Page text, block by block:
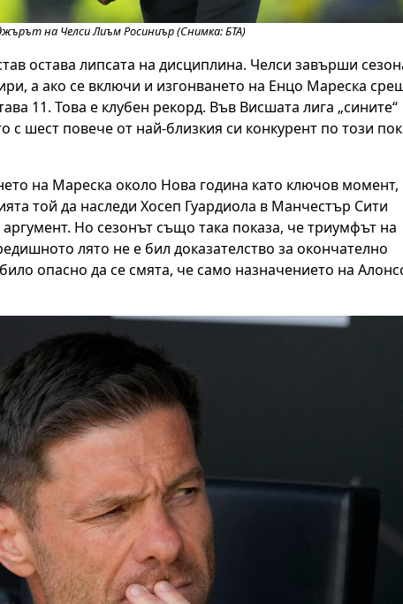
на Челси Лиъм Росиниър (Снимка: БТА)
остава липсата на дисциплина. Челси завърши
а ако се включи и изгонването на Енцо Мареска
11. Това е клубен рекорд. Във Висшата лига „сините“
с шест повече от най-близкия си конкурент по този
на Мареска около Нова година като ключов момент,
той да наследи Хосеп Гуардиола в Манчестър Сити
Но сезонът също така показа, че триумфът на
лято не е бил доказателство за окончателно
опасно да се смята, че само назначението на